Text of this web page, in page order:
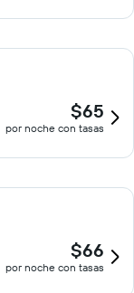
$65
por noche con tasas
$66
por noche con tasas